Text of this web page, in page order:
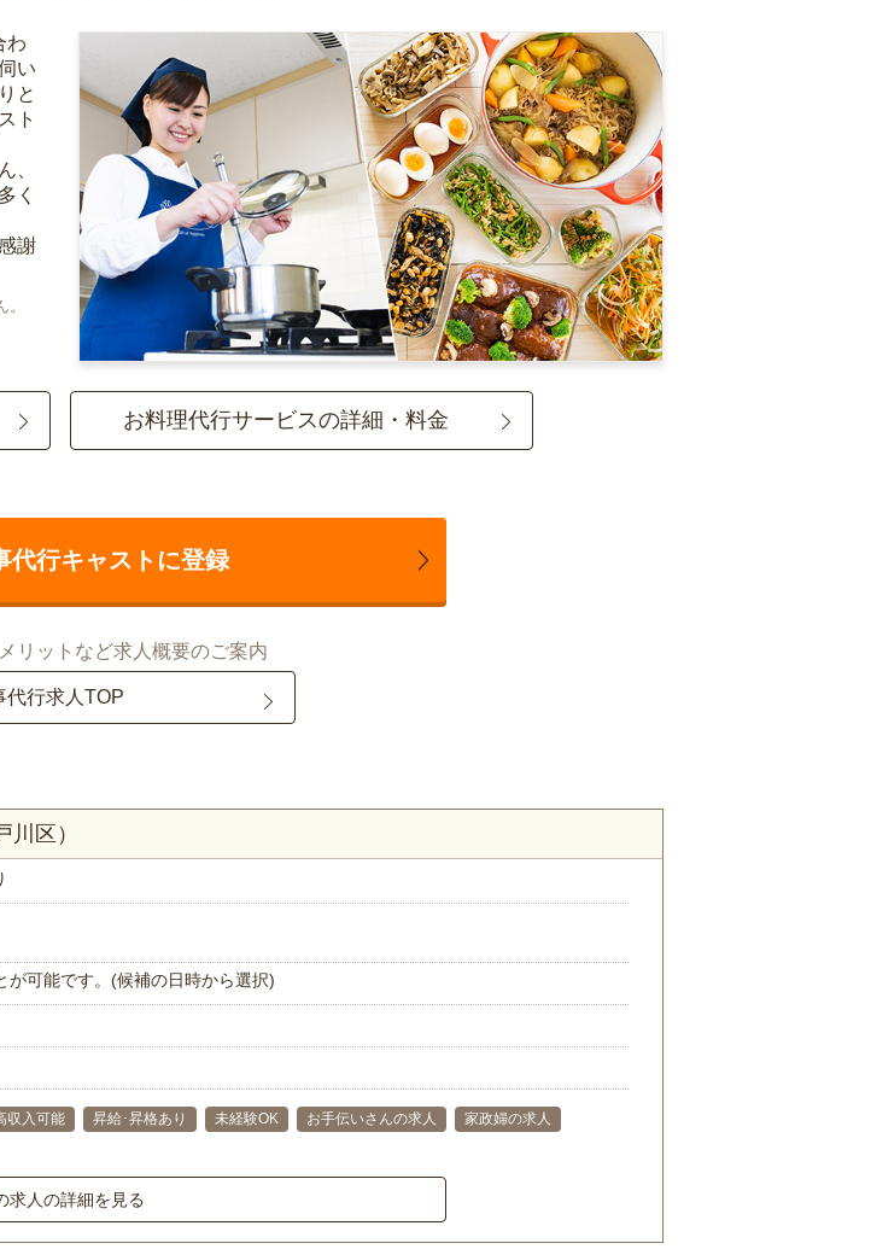
わ
い
と
ト
、
く
謝
お料理代行サービスの詳細・料金
代行キャストに登録
リットなど求人概要のご案内
代行求人TOP
区）
可能です。(候補の日時から選択)
収入可能 昇給･昇格あり 未経験OK お手伝いさんの求人
家政婦の求人
求人の詳細を見る